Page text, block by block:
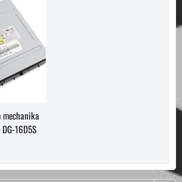
16D5S